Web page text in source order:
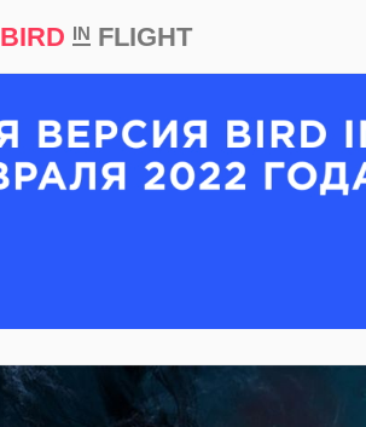
BIRD INFLIGHT